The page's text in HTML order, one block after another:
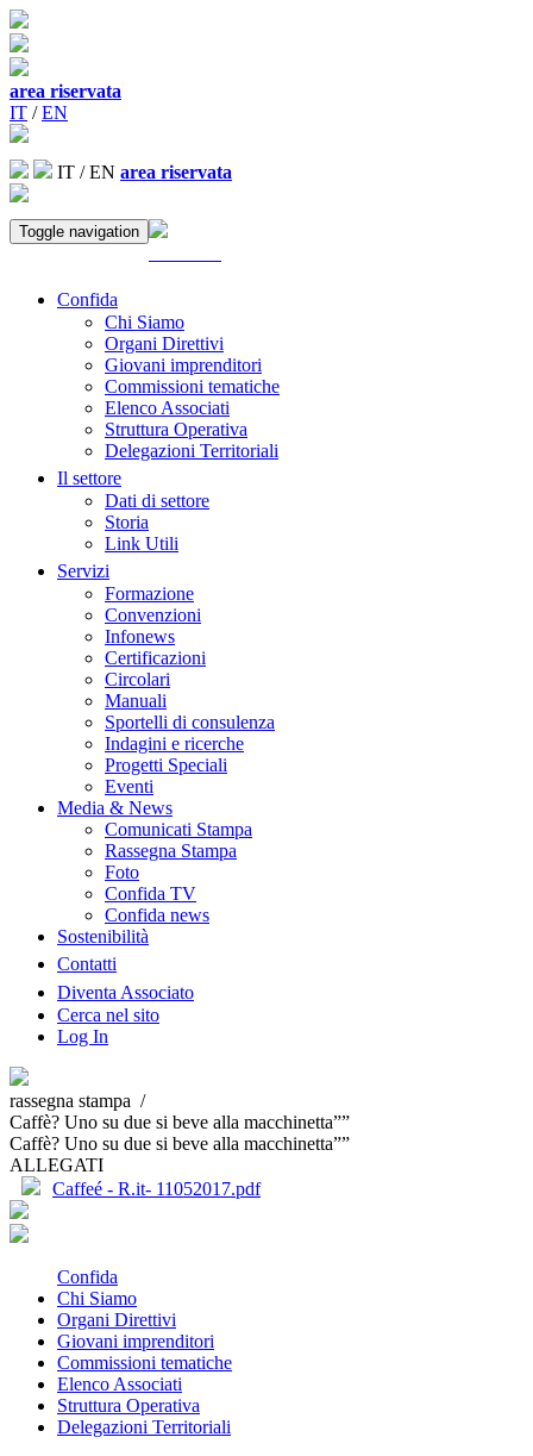
area riservata
IT /EN
IT /EN area riservata
Toggle navigation
Confida
Chi Siamo
Organi Direttivi
Giovani imprenditori
Commissioni tematiche
Elenco Associati
Struttura Operativa
Delegazioni Territoriali
Il settore
Dati di settore
Storia
Link Utili
Servizi
Formazione
Convenzioni
Infonews
Certificazioni
Circolari
Manuali
Sportelli di consulenza
Indagini e ricerche
Progetti Speciali
Eventi
Media & News
Comunicati Stampa
Rassegna Stampa
Foto
Confida TV
Confida news
Sostenibilità
Contatti
Diventa Associato
Cerca nel sito
Log In
rassegna stampa /
Caffè? Uno su due si beve alla macchinetta””
Caffè? Uno su due si beve alla macchinetta””
ALLEGATI
Caffeé - R.it- 11052017.pdf
Confida
Chi Siamo
Organi Direttivi
Giovani imprenditori
Commissioni tematiche
Elenco Associati
Struttura Operativa
Delegazioni Territoriali